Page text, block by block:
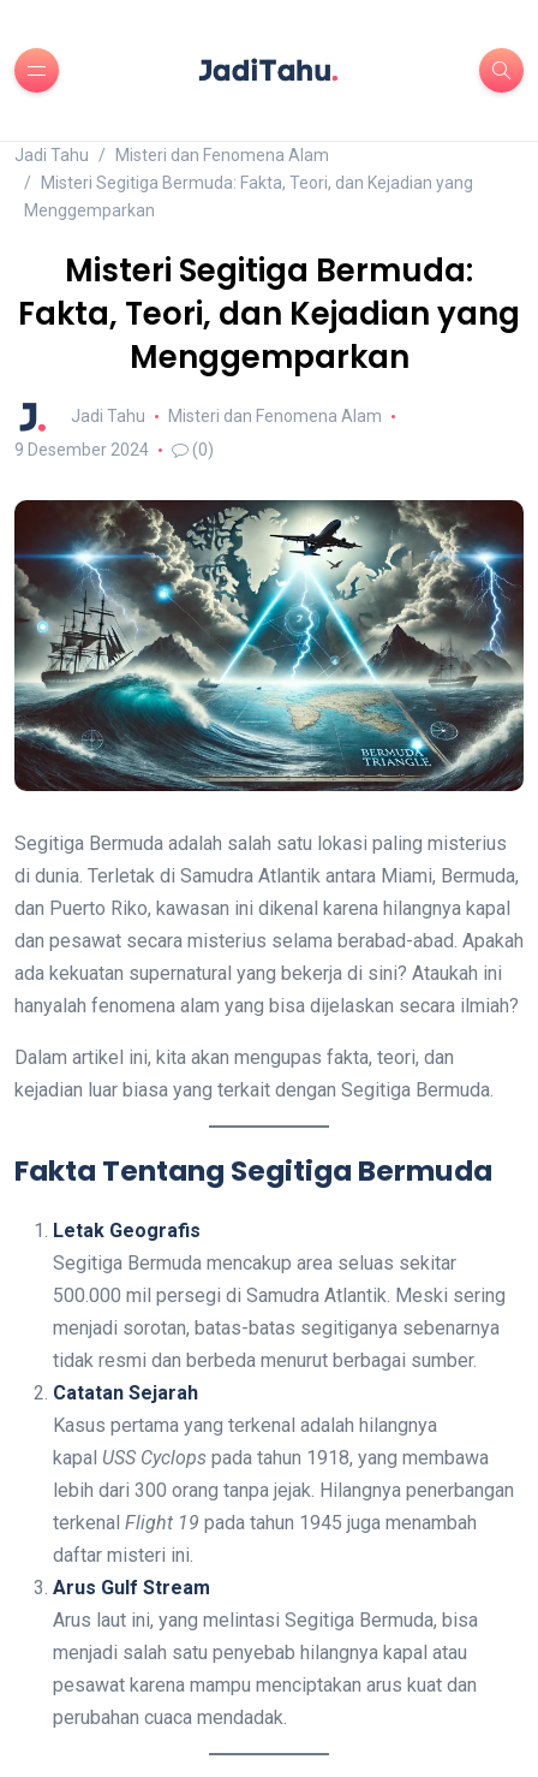
Jadi Tahu
Misteri dan Fenomena Alam
Misteri Segitiga Bermuda: Fakta, Teori, dan Kejadian yang
Menggemparkan
Misteri Segitiga Bermuda:
Fakta, Teori, dan Kejadian yang
Menggemparkan
Jadi Tahu
Misteri dan Fenomena Alam
9 Desember 2024
(0)
Segitiga Bermuda adalah salah satu lokasi paling misterius
di dunia. Terletak di Samudra Atlantik antara Miami, Bermuda,
dan Puerto Riko, kawasan ini dikenal karena hilangnya kapal
dan pesawat secara misterius selama berabad-abad. Apakah
ada kekuatan supernatural yang bekerja di sini? Ataukah ini
hanyalah fenomena alam yang bisa dijelaskan secara ilmiah?
Dalam artikel ini, kita akan mengupas fakta, teori, dan
kejadian luar biasa yang terkait dengan Segitiga Bermuda.
Fakta Tentang Segitiga Bermuda
Letak Geografis
Segitiga Bermuda mencakup area seluas sekitar
500.000 mil persegi di Samudra Atlantik. Meski sering
menjadi sorotan, batas-batas segitiganya sebenarnya
tidak resmi dan berbeda menurut berbagai sumber.
Catatan Sejarah
Kasus pertama yang terkenal adalah hilangnya
kapal USS Cyclops pada tahun 1918, yang membawa
lebih dari 300 orang tanpa jejak. Hilangnya penerbangan
terkenal Flight 19 pada tahun 1945 juga menambah
daftar misteri ini.
Arus Gulf Stream
Arus laut ini, yang melintasi Segitiga Bermuda, bisa
menjadi salah satu penyebab hilangnya kapal atau
pesawat karena mampu menciptakan arus kuat dan
perubahan cuaca mendadak.